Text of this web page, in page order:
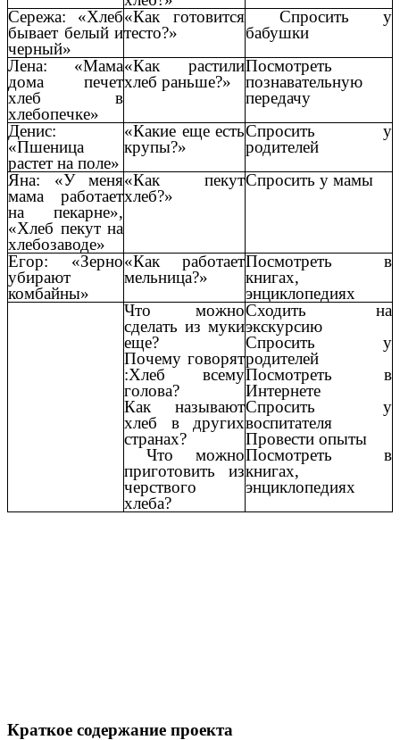
Сережа: «Хлеб
бывает белый и
черный»
«Как готовится
тесто?»
Спросить у
бабушки
Лена: «Мама
дома печет
хлеб в
хлебопечке»
«Как растили
хлеб раньше?»
Посмотреть
познавательную
передачу
Денис:
«Пшеница
растет на поле»
«Какие еще есть
крупы?»
Спросить у
родителей
Яна: «У меня
мама работает
на пекарне»,
«Хлеб пекут на
хлебозаводе»
«Как пекут
хлеб?»
Спросить у мамы
Егор: «Зерно
убирают
комбайны»
«Как работает
мельница?»
Посмотреть в
книгах,
энциклопедиях
Что можно
сделать из муки
еще?
Почему говорят
:Хлеб всему
голова?
Как называют
хлеб в других
странах?
Что можно
приготовить из
черствого
хлеба?
Сходить на
экскурсию
Спросить у
родителей
Посмотреть в
Интернете
Спросить у
воспитателя
Провести опыты
Посмотреть в
книгах,
энциклопедиях
Краткое содержание проекта